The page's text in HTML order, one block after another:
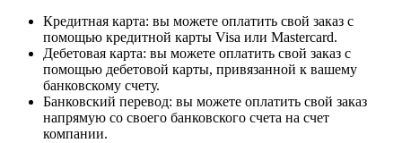
Кредитная карта: вы можете оплатить свой заказ с
помощью кредитной карты Visa или Mastercard.
Дебетовая карта: вы можете оплатить свой заказ с
помощью дебетовой карты, привязанной к вашему
банковскому счету.
Банковский перевод: вы можете оплатить свой заказ
напрямую со своего банковского счета на счет
компании.